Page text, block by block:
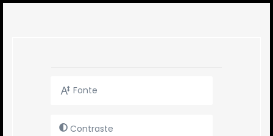
Fonte
Contraste